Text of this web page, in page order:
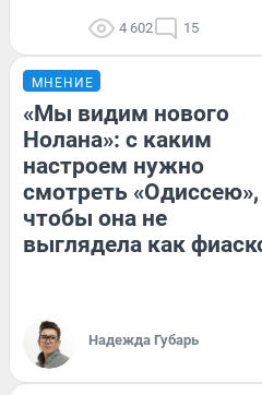
4 602 15
МНЕНИЕ
«Мы видим нового
Нолана»: с каким
настроем нужно
смотреть «Одиссею»,
чтобы она не
выглядела как
Надежда Губарь